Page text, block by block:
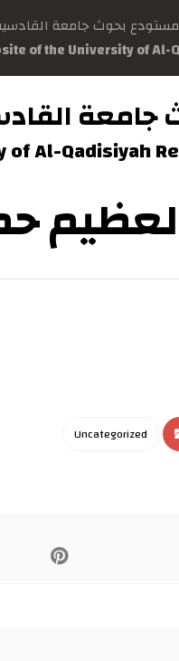
بحوث جامعة
of the University of
of Al-Qadisiyah
Uncategorized